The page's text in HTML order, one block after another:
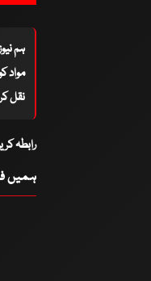
ہم
مواد
نقل
رابطہ
ہمیں